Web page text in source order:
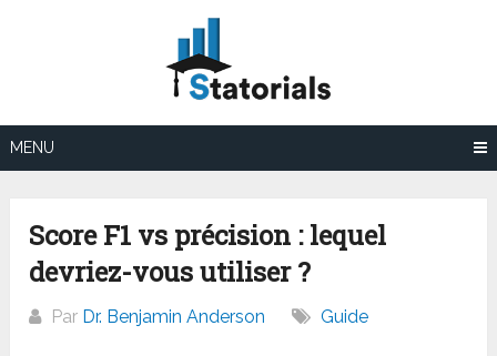
MENU
Score F1 vs précision : lequel
devriez-vous utiliser ?
Par Dr. Benjamin Anderson Guide